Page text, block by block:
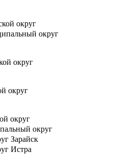
округ
округ
округ
округ
округ
округ
Зарайск
Истра